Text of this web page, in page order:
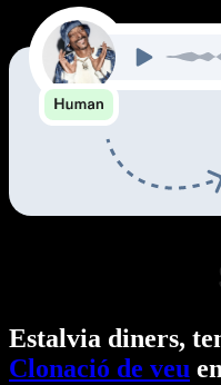
Estalvia diners,
Clonació de veu